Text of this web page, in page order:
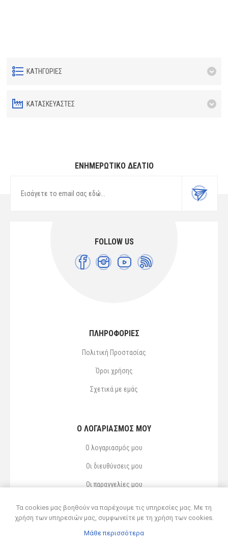
ΚΑΤΗΓΟΡΊΕΣ
ΚΑΤΑΣΚΕΥΑΣΤΈΣ
ΕΝΗΜΕΡΩΤΙΚΌ ΔΕΛΤΊΟ
FOLLOW US
ΠΛΗΡΟΦΟΡΙΕΣ
Πολιτική Προστασίας
Όροι χρήσης
Σχετικά με εμάς
Ο ΛΟΓΑΡΙΑΣΜΌΣ ΜΟΥ
Ο λογαριασμός μου
Οι διευθύνσεις μου
Οι παραγγελίες μου
Τα cookies μας βοηθούν να παρέχουμε τις υπηρεσίες μας. Με τη
χρήση των υπηρεσιών μας, συμφωνείτε με τη χρήση των cookies.
Μάθε περισσότερα